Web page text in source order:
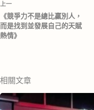
上一
《競爭力不是總比贏別人，
而是找到並發展自己的天賦
熱情》
相關文章